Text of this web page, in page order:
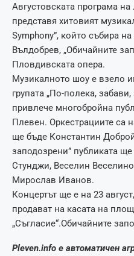
Августовската програма на
представя хитовият
Symphony”, който събира
Вълдобрев, „Обичайните
Пловдивската опера.
Музикалното шоу е взело
групата „По-полека,
привлече многобройна
Плевен. Оркестрациите са
ще бъде Константин
заподозрени” публиката
Стунджи, Веселин
Мирослав Иванов.
Концертът ще е на 23
продават на касата на
„Съгласие“.Обичайните
Pleven.info е автоматичен